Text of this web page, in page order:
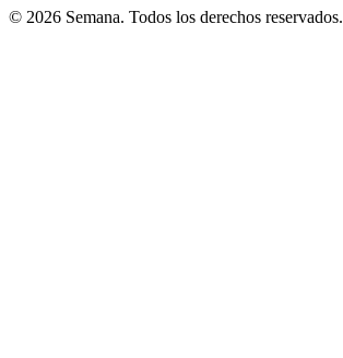
© 2026 Semana. Todos los derechos reservados.